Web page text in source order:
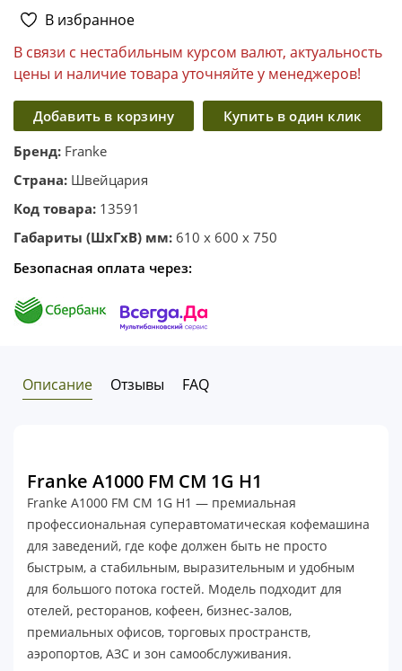
В избранное
В связи с нестабильным курсом валют, актуальность
цены и наличие товара уточняйте у менеджеров!
Добавить в корзину
Купить в один клик
Бренд: Franke
Страна: Швейцария
Код товара: 13591
Габариты (ШхГхВ) мм: 610 x 600 x 750
Безопасная оплата через:
Описание Отзывы FAQ
Franke A1000 FM CM 1G H1
Franke A1000 FM CM 1G H1 — премиальная
профессиональная суперавтоматическая кофемашина
для заведений, где кофе должен быть не просто
быстрым, а стабильным, выразительным и удобным
для большого потока гостей. Модель подходит для
отелей, ресторанов, кофеен, бизнес-залов,
премиальных офисов, торговых пространств,
аэропортов, АЗС и зон самообслуживания.